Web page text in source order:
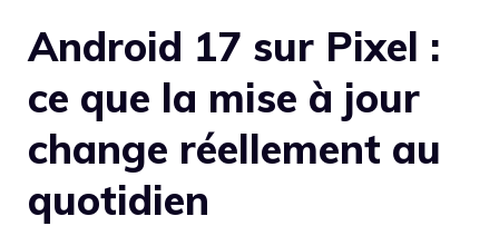
Android 17 sur Pixel :
ce que la mise à jour
change réellement au
quotidien